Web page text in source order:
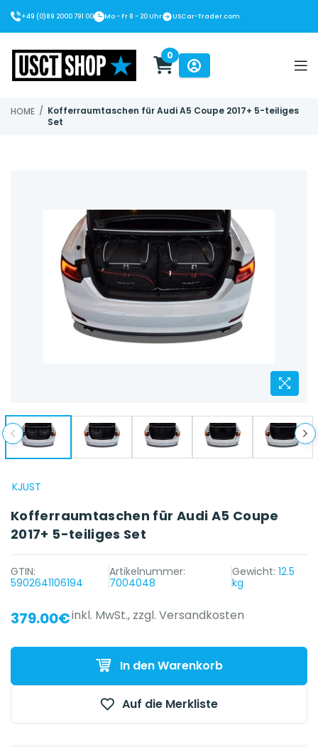
+49 (0)89 2000 791 00 Mo - Fr 8 - 20 Uhr USCar-Trader.com
0
HOME / Kofferraumtaschen für Audi A5 Coupe 2017+ 5-teiliges
Set
KJUST
Kofferraumtaschen für Audi A5 Coupe
2017+ 5-teiliges Set
GTIN:
5902641106194
Artikelnummer:
7004048
Gewicht:12.5
kg
{{ name }} auf {{ platform }}
379.00€inkl. MwSt., zzgl. Versandkosten
In den Warenkorb
Auf die Merkliste